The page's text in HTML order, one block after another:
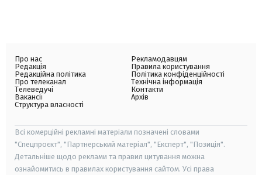
Про нас
Редакція
Редакційна політика
Про телеканал
Телеведучі
Вакансії
Структура власності
Рекламодавцям
Правила користування
Політика конфіденційності
Технічна інформація
Контакти
Архів
Всі комерційні рекламні матеріали позначені словами
"Спецпроєкт", "Партнерський матеріал", "Експерт", "Позиція".
Детальніше щодо реклами та правил цитування можна
ознайомитись в правилах користування сайтом. Усі права